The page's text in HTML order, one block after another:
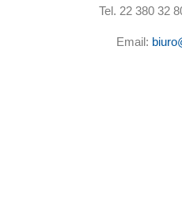
Tel. 22 380 32
Email: